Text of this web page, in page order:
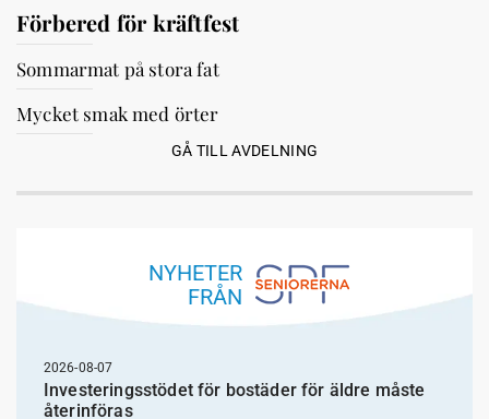
Förbered för kräftfest
Sommarmat på stora fat
Mycket smak med örter
GÅ TILL AVDELNING
NYHETER
FRÅN
2026-08-07
Investeringsstödet för bostäder för äldre måste
återinföras